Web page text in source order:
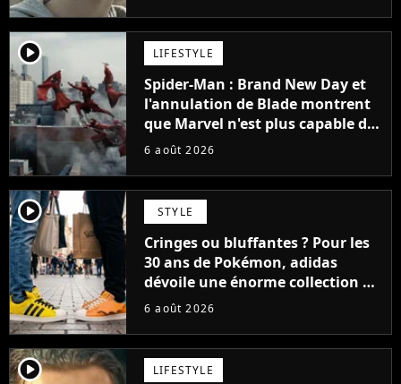
player2 LIFESTYLE
Spider-Man : Brand New Day et
l'annulation de Blade montrent
que Marvel n'est plus capable de
faire quoi que ce soit de simple
6 août 2026
player2 STYLE
Cringes ou bluffantes ? Pour les
30 ans de Pokémon, adidas
dévoile une énorme collection de
sneakers et je ne sais pas quoi en
6 août 2026
player2 LIFESTYLE